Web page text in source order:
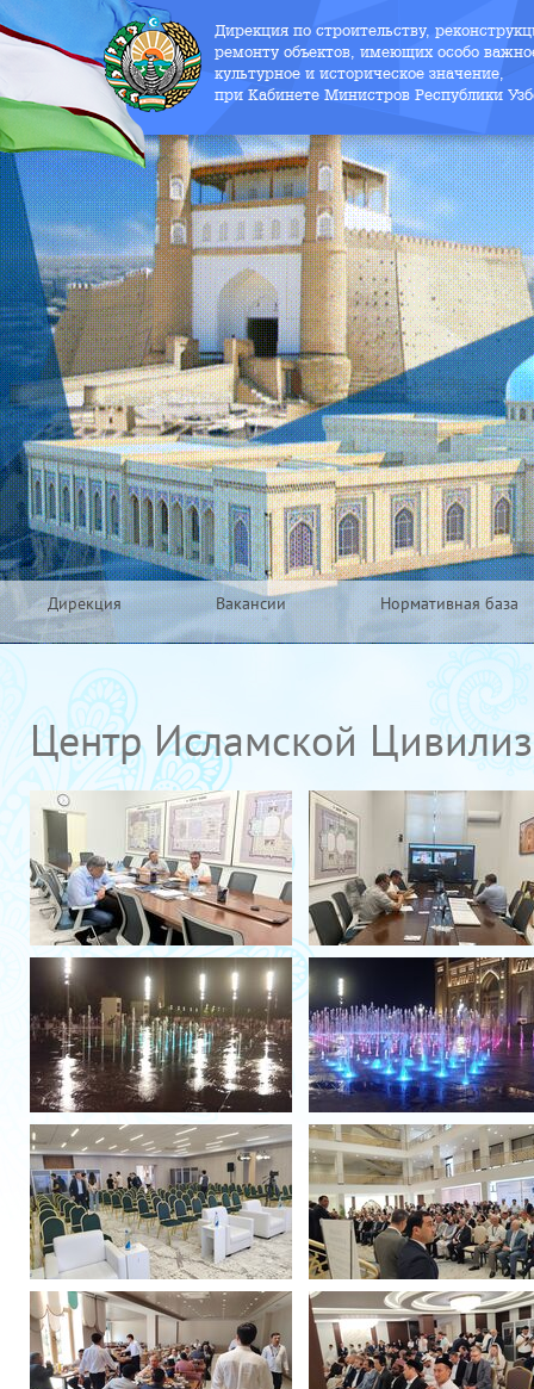
Дирекция по строительству,
ремонту объектов, имеющих особо
культурное и историческое значение,
при Кабинете Министров Республики
Дирекция Вакансии Нормативная база
Центр Исламской